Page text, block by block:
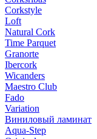
Corkstyle
Loft
Natural Cork
Time Parquet
Granorte
Ibercork
Wicanders
Мaestro Club
Fado
Variation
Виниловый ламинат
Aqua-Step